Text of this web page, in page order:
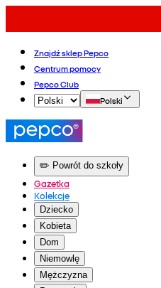
Znajdź sklep Pepco
Centrum pomocy
Pepco Club
Polski
✏️ Powrót do szkoły
Gazetka
Kolekcje
Dziecko
Kobieta
Dom
Niemowlę
Mężczyzna